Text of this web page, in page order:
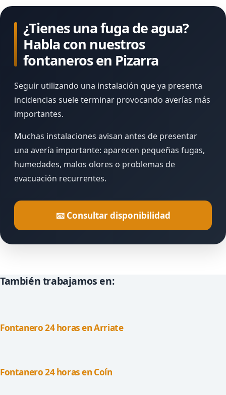
¿Tienes una fuga de agua?
Habla con nuestros
fontaneros en Pizarra
Seguir utilizando una instalación que ya presenta
incidencias suele terminar provocando averías más
importantes.
Muchas instalaciones avisan antes de presentar
una avería importante: aparecen pequeñas fugas,
humedades, malos olores o problemas de
evacuación recurrentes.
📧 Consultar disponibilidad
También trabajamos en:
Fontanero 24 horas en Arriate
Fontanero 24 horas en Coín